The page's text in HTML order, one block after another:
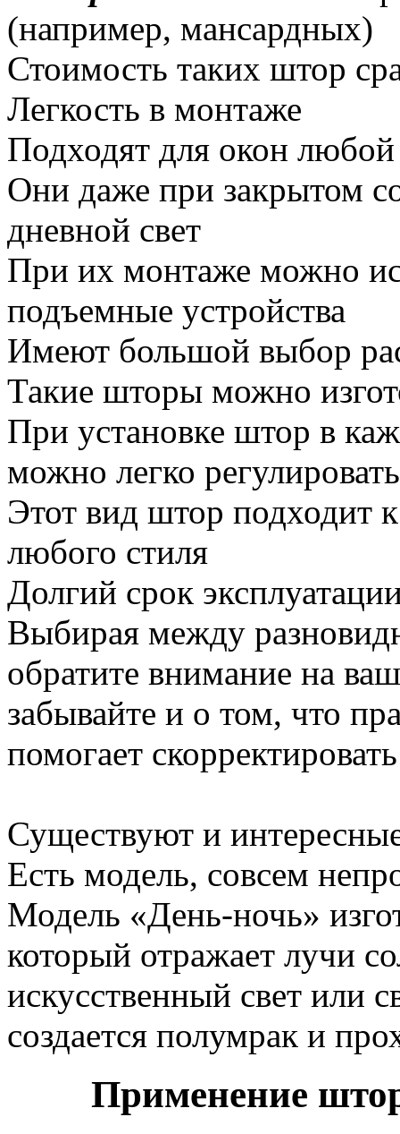
(например, мансардных)
Стоимость таких штор
Легкость в монтаже
Подходят для окон
Они даже при закрытом
дневной свет
При их монтаже можно
подъемные устройства
Имеют большой выбор
Такие шторы можно
При установке штор в
можно легко
Этот вид штор подходит
любого стиля
Долгий срок
Выбирая между
обратите внимание на
забывайте и о том, что
помогает
Существуют и
Есть модель, совсем
Модель «День-ночь»
который отражает лучи
искусственный свет или
создается полумрак и
Применение